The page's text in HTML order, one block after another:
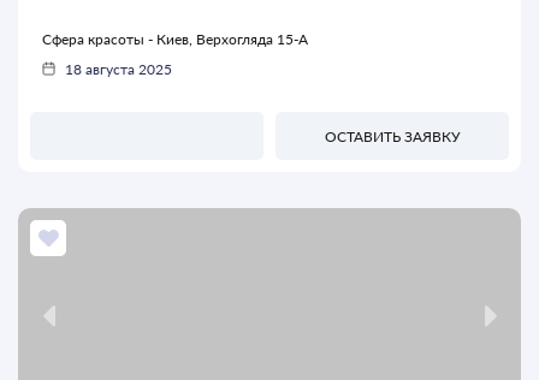
Сфера красоты - Киев, Верхогляда 15-А
18 августа 2025
ОСТАВИТЬ ЗАЯВКУ